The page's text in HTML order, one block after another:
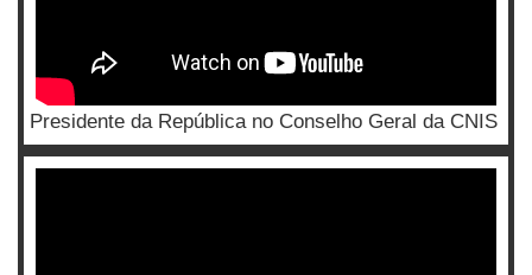
Presidente da República no Conselho Geral da CNIS